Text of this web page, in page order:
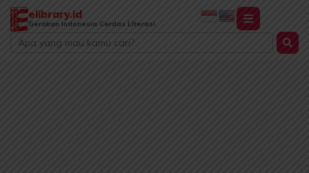
Lewati
konten
elibrary.id
Gerakan Indonesia Cerdas Literasi
Search
...